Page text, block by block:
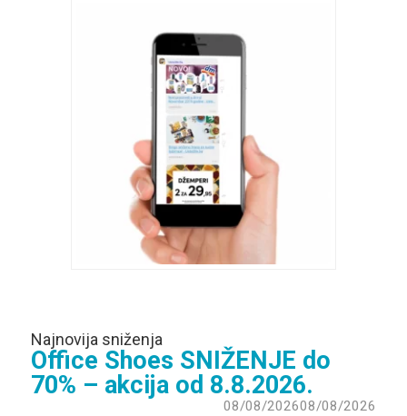
Najnovija sniženja
Office Shoes SNIŽENJE do
70% – akcija od 8.8.2026.
08/08/202608/08/2026